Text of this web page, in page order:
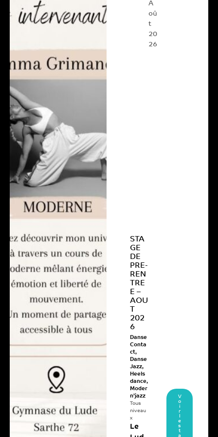
STA
GE
DE
PRE-
REN
TRE
E –
AOU
T
202
6
Danse
Conta
ct,
Danse
Jazz,
Heels
dance,
Moder
n’jazz
Tous
niveau
x
Le
A
oû
t
20
26
V
o
i
r
l
e
s
t